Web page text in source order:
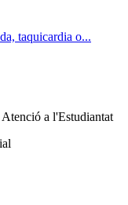
taquicardia o...
a l'Estudiantat